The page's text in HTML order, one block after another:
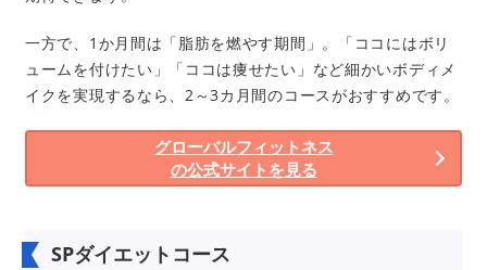
一方で、1か月間は「脂肪を燃やす期間」。「ココにはボリ
ュームを付けたい」「ココは痩せたい」など細かいボディメ
イクを実現するなら、2～3カ月間のコースがおすすめです。
グローバルフィットネス
の公式サイトを見る
SPダイエットコース